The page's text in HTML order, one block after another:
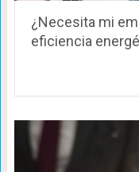
¿Necesita mi
eficiencia